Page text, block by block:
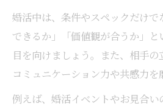
婚活中は、条件やスペックだけ
できるか」「価値観が合うか」
目を向けましょう。また、相手の
コミュニケーション力や共感力を
例えば、婚活イベントやお見合い